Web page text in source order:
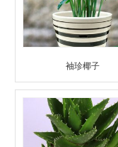
袖珍椰子